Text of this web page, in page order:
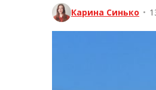
Карина Синько •